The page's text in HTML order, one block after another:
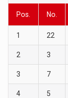
Pos. No.
1 22
2 3
3 7
4 5